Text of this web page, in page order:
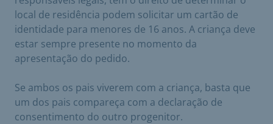
local de residência podem solicitar um cartão de
identidade para menores de 16 anos. A criança deve
estar sempre presente no momento da
apresentação do pedido.
Se ambos os pais viverem com a criança, basta que
um dos pais compareça com a declaração de
consentimento do outro progenitor.